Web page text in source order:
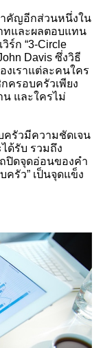
ำคัญอีกส่วนหนึ่งใน
ทและผลตอบแทน
ร์ก “3-Circle
Davis ซึ่งวิธี
เราแต่ละคนใคร
ครอบครัวเพียง
น และใครไม่
ครัวมีความชัดเจน
ด้รับ รวมถึง
ปิดจุดอ่อนของคำ
ครัว” เป็นจุดแข็ง